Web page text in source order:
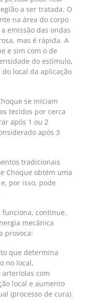
a ser tratada. O
na área do corpo
emissão das ondas
mas é rápida. A
e sim com o de
do estímulo,
local da aplicação
se iniciam
tecidos por cerca
após 1 ou 2
após 3
tradicionais
Choque obtém uma
por isso, pode
funciona, continue.
mecânica
provoca:
que determina
no local,
com
local e aumento
(processo de cura).